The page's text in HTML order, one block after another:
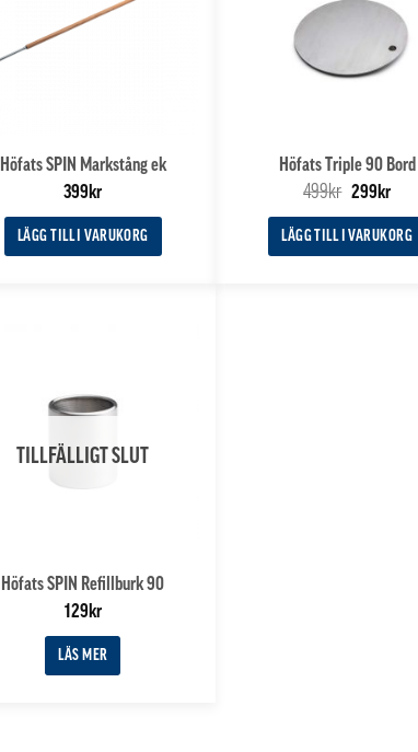
Höfats SPIN Markstång ek
399kr
LÄGG TILL I VARUKORG
Höfats Triple 90 Bord
499kr Det
priset
var:
299krDet
priset
är:
LÄGG TILL I VARUKORG
TILLFÄLLIGT SLUT
Höfats SPIN Refillburk 90
129kr
LÄS MER